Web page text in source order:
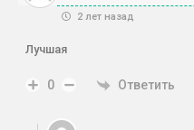
2 лет назад
Лучшая
0 Ответить